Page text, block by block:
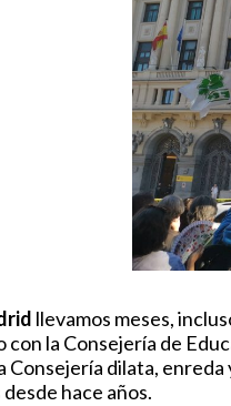
llevamos meses,
la Consejería de
Consejería dilata,
hace años.